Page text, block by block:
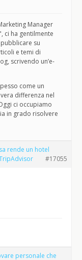
Manager
ci ha gentilmente
su
e temi di
scrivendo un’e-
come un
differenza nel
ci occupiamo
in grado risolvere
rende un hotel
#17055
personale che